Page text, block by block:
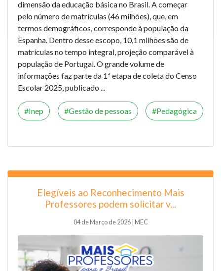
dimensão da educação básica no Brasil. A começar
pelo número de matrículas (46 milhões), que, em
termos demográficos, corresponde à população da
Espanha. Dentro desse escopo, 10,1 milhões são de
matrículas no tempo integral, projeção comparável à
população de Portugal. O grande volume de
informações faz parte da 1ª etapa de coleta do Censo
Escolar 2025, publicado ...
Inep Gestão de pessoas Pedagógica
Elegíveis ao Reconhecimento Mais
Professores podem solicitar v...
04 de Março de 2026 | MEC